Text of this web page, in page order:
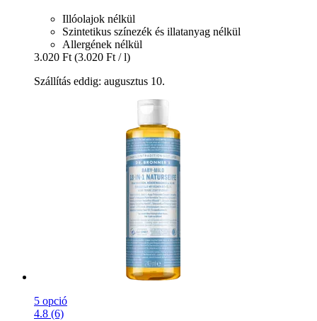
Illóolajok nélkül
Szintetikus színezék és illatanyag nélkül
Allergének nélkül
3.020 Ft (3.020 Ft / l)
Szállítás eddig: augusztus 10.
5 opció
4.8 (6)